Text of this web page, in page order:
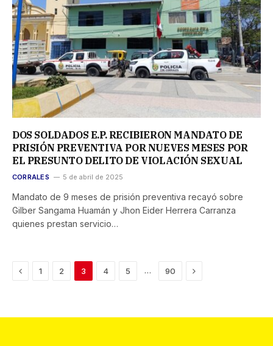
DOS SOLDADOS E.P. RECIBIERON MANDATO DE
PRISIÓN PREVENTIVA POR NUEVES MESES POR
EL PRESUNTO DELITO DE VIOLACIÓN SEXUAL
CORRALES 5 de abril de 2025
Mandato de 9 meses de prisión preventiva recayó sobre
Gilber Sangama Huamán y Jhon Eider Herrera Carranza
quienes prestan servicio…
Previous
1 2 3 4 5 … 90 Next